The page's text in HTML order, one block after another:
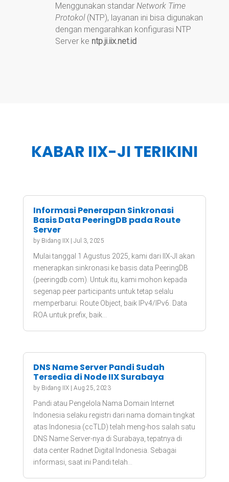
Menggunakan standar Network Time
Protokol(NTP), layanan ini bisa digunakan
dengan mengarahkan konfigurasi NTP
Server ke ntp.ji.iix.net.id
KABAR IIX-JI TERIKINI
Informasi Penerapan Sinkronasi
Basis Data PeeringDB pada Route
Server
by Bidang IIX| Jul 3, 2025
Mulai tanggal 1 Agustus 2025, kami dari IIX-JI akan
menerapkan sinkronasi ke basis data PeeringDB
(peeringdb.com). Untuk itu, kami mohon kepada
segenap peer participants untuk tetap selalu
memperbarui: Route Object, baik IPv4/IPv6. Data
ROA untuk prefix, baik...
DNS Name Server Pandi Sudah
Tersedia di Node IIX Surabaya
by Bidang IIX| Aug 25, 2023
Pandi atau Pengelola Nama Domain Internet
Indonesia selaku registri dari nama domain tingkat
atas Indonesia (ccTLD) telah meng-hos salah satu
DNS Name Server-nya di Surabaya, tepatnya di
data center Radnet Digital Indonesia. Sebagai
informasi, saat ini Pandi telah...